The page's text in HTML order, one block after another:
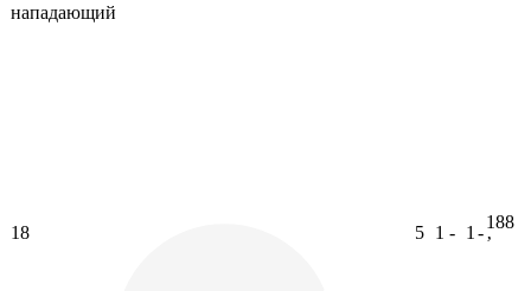
нападающий
18 5 1 - 1 -
188
ʼ